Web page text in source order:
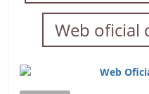
Web oficial